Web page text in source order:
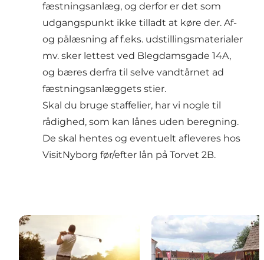
fæstningsanlæg, og derfor er det som
udgangspunkt ikke tilladt at køre der. Af-
og pålæsning af f.eks. udstillingsmaterialer
mv. sker lettest ved Blegdamsgade 14A,
og bæres derfra til selve vandtårnet ad
fæstningsanlæggets stier.
Skal du bruge staffelier, har vi nogle til
rådighed, som kan lånes uden beregning.
De skal hentes og eventuelt afleveres hos
VisitNyborg før/efter lån på Torvet 2B.